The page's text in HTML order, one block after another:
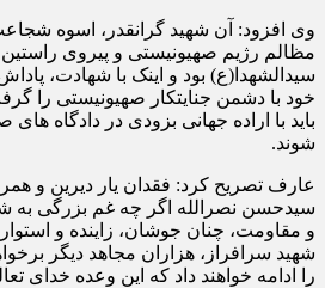
وی افزود: آن شهید گرانقدر، اسوه
مظالم رژیم صهیونیستی و پیروی
سیدالشهدا(ع) بود و اینک با شهادت،
خود با دشمن جنایتکار صهیونیستی را
باید با اراده جهانی بزودی در دادگاه
شوند.
عارف تصریح کرد: فقدان یار دیرین و
سیدحسن نصرالله اگر چه غم بزرگی به
و مقاومت، چنان جوشان، زاینده و
شهید سرافراز، هزاران مجاهد دیگر
را ادامه خواهند داد که این وعده خدای